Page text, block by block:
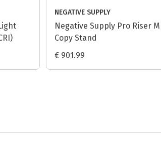
NEGATIVE SUPPLY
Negative Supply Pro Riser
Copy Stand
€ 901.99